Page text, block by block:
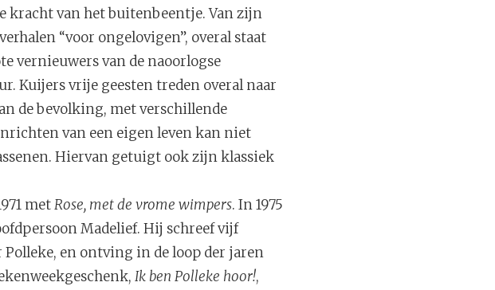
kracht van het buitenbeentje. Van zijn
“voor ongelovigen”, overal staat
vernieuwers van de naoorlogse
Kuijers vrije geesten treden overal naar
de bevolking, met verschillende
van een eigen leven kan niet
Hiervan getuigt ook zijn klassiek
metRose, met de vrome wimpers. In 1975
Madelief. Hij schreef vijf
en ontving in de loop der jaren
Ik ben Polleke hoor!,